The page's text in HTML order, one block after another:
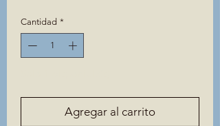
Cantidad *
Agregar al carrito